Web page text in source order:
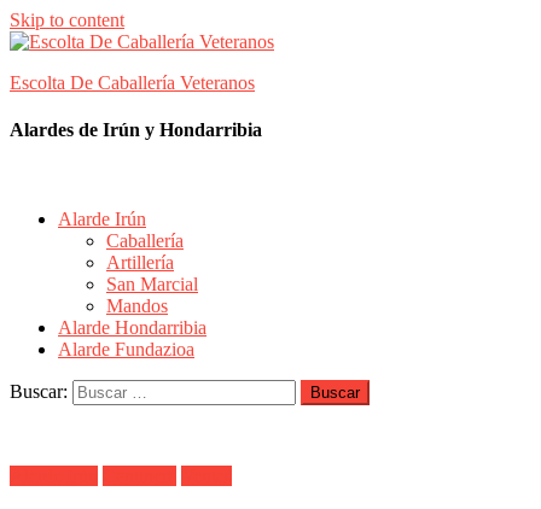
Skip to content
Escolta De Caballería Veteranos
Alardes de Irún y Hondarribia
Alarde Irún
Caballería
Artillería
San Marcial
Mandos
Alarde Hondarribia
Alarde Fundazioa
Buscar: